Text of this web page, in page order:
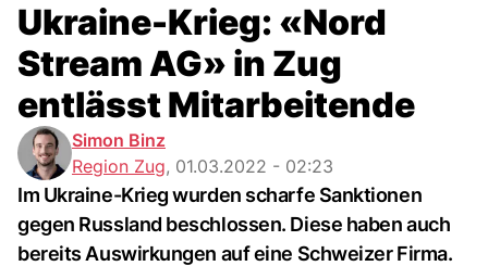
Ukraine-Krieg: «Nord
Stream AG» in Zug
entlässt Mitarbeitende
Simon Binz
Region Zug, 01.03.2022 - 02:23
Im Ukraine-Krieg wurden scharfe Sanktionen
gegen Russland beschlossen. Diese haben auch
bereits Auswirkungen auf eine Schweizer Firma.